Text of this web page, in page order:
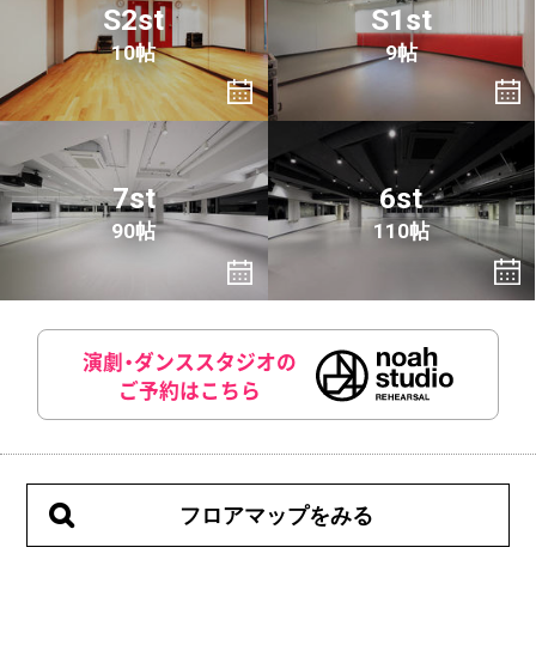
S2st
10帖
S1st
9帖
7st
90帖
6st
110帖
演劇・ダンススタジオの
ご予約はこちら
フロアマップをみる